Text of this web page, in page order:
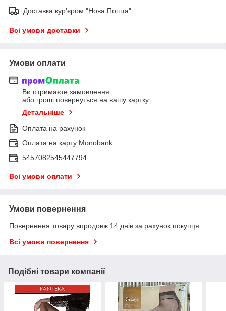
Доставка кур'єром "Нова Пошта"
Всі умови доставки
Умови оплати
Ви отримаєте замовлення
або гроші повернуться на вашу картку
Детальніше
Оплата на рахунок
Оплата на карту Monobank
5457082545447794
Всі умови оплати
Умови повернення
Повернення товару впродовж 14 днів за рахунок покупця
Всі умови повернення
Подібні товари компанії